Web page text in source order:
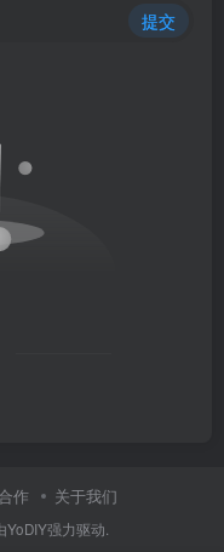
提交
作 关于我们
YoDIY强力驱动.